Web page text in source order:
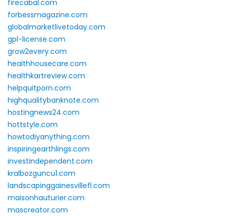
firecabal.com
forbessmagazine.com
globalmarketlivetoday.com
gpl-license.com
grow2every.com
healthhousecare.com
healthkartreview.com
helpquitporn.com
highqualitybanknote.com
hostingnews24.com
hottstyle.com
howtodiyanything.com
inspiringearthlings.com
investindependent.com
kralbozguncu1.com
landscapinggainesvillefl.com
maisonhauturier.com
mascreator.com